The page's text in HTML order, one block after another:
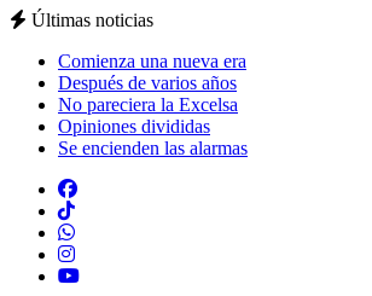
Últimas noticias
Comienza una nueva era
Después de varios años
No pareciera la Excelsa
Opiniones divididas
Se encienden las alarmas